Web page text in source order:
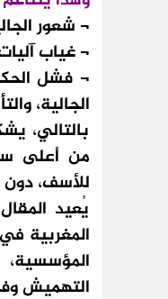
¬ شعور
¬ غياب
¬ فشل
الجالية،
بالتالي،
من أعلى
للأسف، دون
يُعيد
المغربية
التهميش